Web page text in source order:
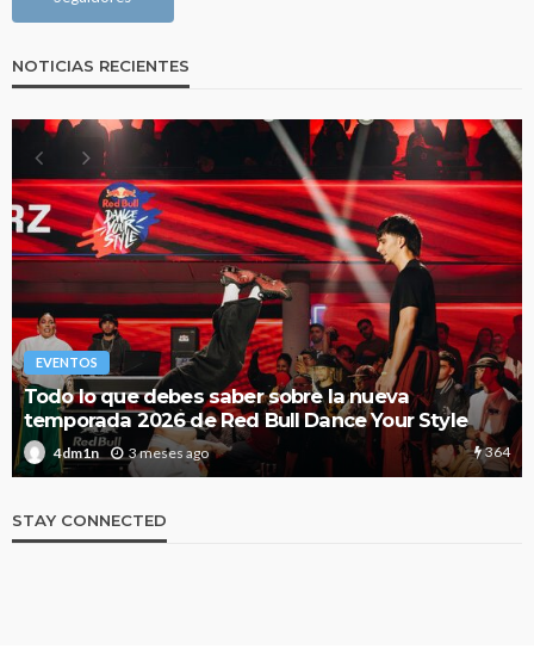
NOTICIAS RECIENTES
EVENTOS
Todo lo que debes saber sobre la nueva
temporada 2026 de Red Bull Dance Your Style
4dm1n 3 meses ago 364
STAY CONNECTED